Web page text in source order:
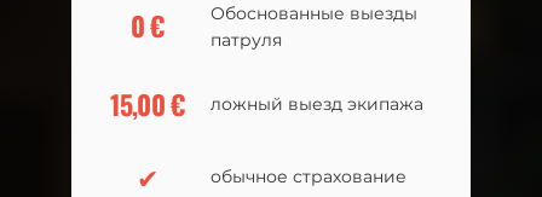
0€
Обоснованные выезды
патруля
15,00€ ложный выезд экипажа
✔ обычное страхование
0€
Обоснованные выезды
патруля
15,00€ ложный выезд экипажа
✔ обычное страхование